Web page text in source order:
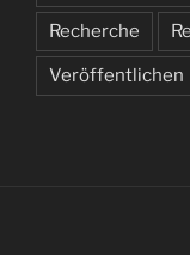
Recherche
Veröffentlichen